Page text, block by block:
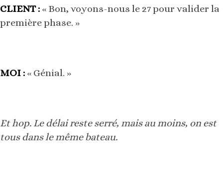
CLIENT : « Bon, voyons-nous le 27 pour valider la
première phase. »
MOI : « Génial. »
Et hop. Le délai reste serré, mais au moins, on est
tous dans le même bateau.